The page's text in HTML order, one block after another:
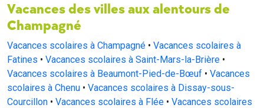
Vacances des villes aux alentours de
Champagné
Vacances scolaires à Champagné • Vacances scolaires à
Fatines • Vacances scolaires à Saint-Mars-la-Brière •
Vacances scolaires à Beaumont-Pied-de-Bœuf • Vacances
scolaires à Chenu • Vacances scolaires à Dissay-sous-
Courcillon • Vacances scolaires à Flée • Vacances scolaires